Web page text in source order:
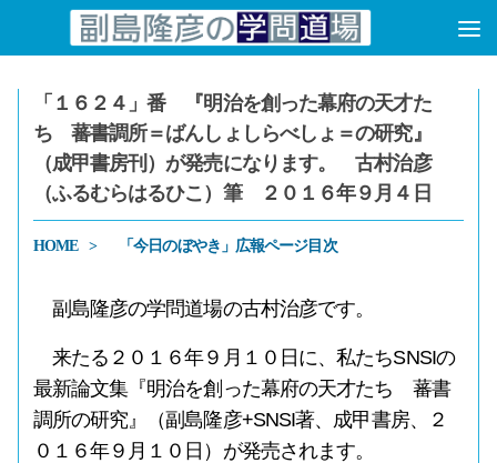
コンテンツへスキップ
「１６２４」番 『明治を創った幕府の天才た
ち 蕃書調所＝ばんしょしらべしょ＝の研究』
（成甲書房刊）が発売になります。 古村治彦
（ふるむらはるひこ）筆 ２０１６年９月４日
HOME 「今日のぼやき」広報ページ目次
副島隆彦の学問道場の古村治彦です。
来たる２０１６年９月１０日に、私たちSNSIの
最新論文集『明治を創った幕府の天才たち 蕃書
調所の研究』（副島隆彦+SNSI著、成甲書房、２
０１６年９月１０日）が発売されます。